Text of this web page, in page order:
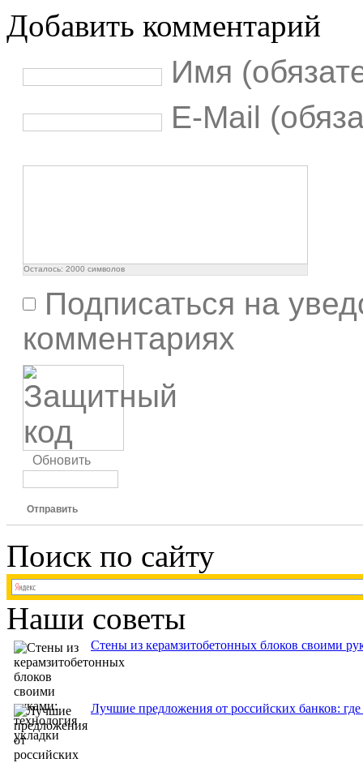
Добавить комментарий
Имя
E-Mail
Осталось: 2000 символов
Подписаться на
комментариях
Обновить
Отправить
Поиск по сайту
Наши советы
Стены из керамзитобетонных блоков своими
Лучшие предложения от российских банков: